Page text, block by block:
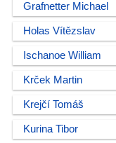
Grafnetter Michael
Holas Vítězslav
Ischanoe William
Krček Martin
Krejčí Tomáš
Kurina Tibor